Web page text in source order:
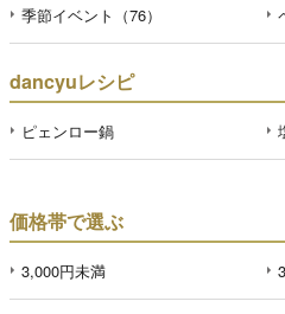
季節イベント（76）
dancyuレシピ
ピェンロー鍋
価格帯で選ぶ
3,000円未満